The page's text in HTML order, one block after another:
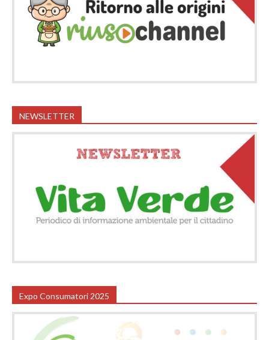
NEWSLETTER
Expo Consumatori 2025